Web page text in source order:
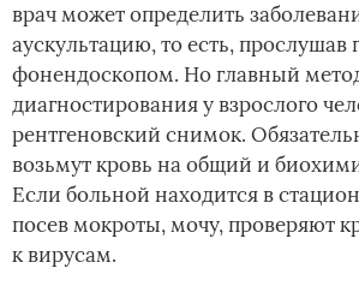
врач может определить
аускультацию, то есть, прослушав
фонендоскопом. Но главный
диагностирования у взрослого
рентгеновский снимок.
возьмут кровь на общий и
Если больной находится в
посев мокроты, мочу, проверяют
к вирусам.